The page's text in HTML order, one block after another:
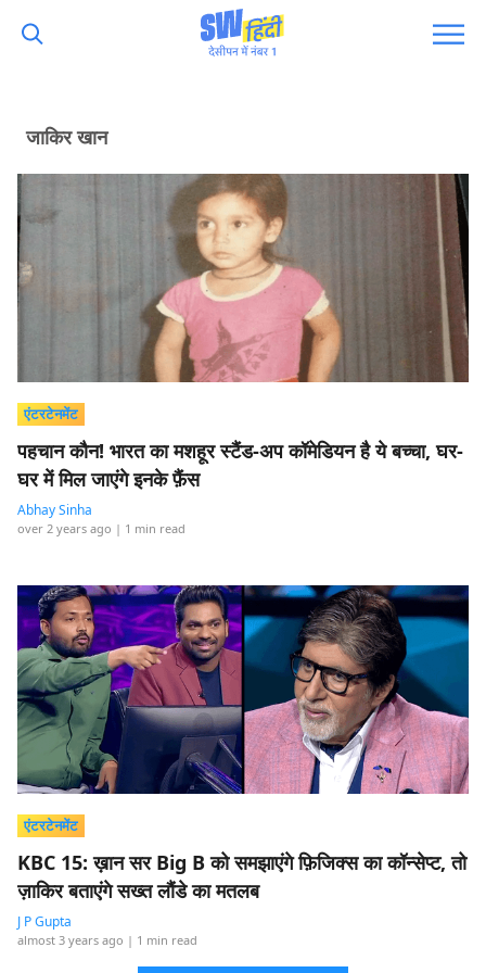
जाकिर खान
एंटरटेनमेंट
पहचान कौन! भारत का मशहूर स्टैंड-अप कॉमेडियन है ये बच्चा, घर-
घर में मिल जाएंगे इनके फ़ैंस
Abhay Sinha
over 2 years ago | 1 min read
एंटरटेनमेंट
KBC 15: ख़ान सर Big B को समझाएंगे फ़िजिक्स का कॉन्सेप्ट, तो
ज़ाकिर बताएंगे सख्त लौंडे का मतलब
J P Gupta
almost 3 years ago | 1 min read